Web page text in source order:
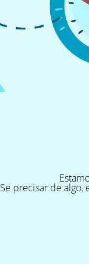
Se precisar de algo,